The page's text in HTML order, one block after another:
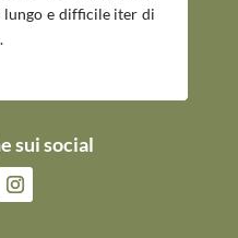
e difficile iter di
sui social